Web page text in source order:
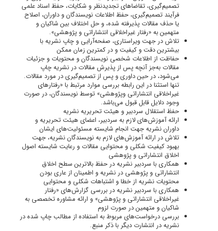
تصمیم‌گیری، تقاضاهای تجدیدنظر و شکایات، حفظ اسناد علمی
فرآیند تصمیم‌گیری، حفظ اطلاعات نویسندگان و داوران، اصلاح
یا حذف مقالات پذیرفته شده، و حل اختلاف بین شاکیان و
متهمین به «رفتار غیراخلاقی انتشاراتی و پژوهشی».
تلاش در جهت ویراستاری، صفحه‌آرایی و چاپ نشریه با
بیشترین دقت و کیفیت و در کمترین زمان ممکن
حفاظت از اطلاعات شخصی نویسندگان و محتویات و جزئیات
مقالات به‌جز آنچه پس از پذیرش مقالات در نشریه چاپ
می‌شود، در حین داوری و پس از تصمیم‌گیری در مورد مقالات.
تنها استثنا در این رابطه بررسی موارد مرتبط با «رفتارهای
غیراخلاقی انتشاراتی وپژوهشی» توسط نویسندگان، در صورت
وجود دلایل قابل قبول می‌باشد.
حفظ استقلال سردبیر و هیئت تحریریه نشریه
ارائه آموزش‌های لازم به سردبیر، اعضای هیئت تحریریه و
داوران نشریه جهت انجام شایسته مسئولیت‌های ایشان
تلاش در ارائه آموزش‌های لازم به نویسندگان نشریه، جهت
بهبود کیفیت شکلی و محتوایی مقالات و رعایت شایسته اصول
اخلاق انتشاراتی و پژوهشی
همکاری با سردبیر نشریه در حفظ بالاترین سطح اخلاق
انتشاراتی و پژوهشی در نشریه و اطمینان از عاری بودن
محتویات نشریه از خطا و اشتباهات شکلی و محتوایی
همکاری با سردبیر نشریه در بررسی گزارش‌های «رفتار
غیراخلاقی انتشاراتی و پژوهشی» و ارائه مشاوره تخصصی به
شاکیان و متهمین در صورت لزوم
بررسی درخواست‌های مربوط به استفاده از مطالب چاپ شده در
نشریه در انتشارت دیگر با ذکر منبع.